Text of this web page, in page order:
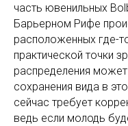
часть ювенильных
Барьерном Рифе
расположенных где-
практической точки
распределения
сохранения вида в
сейчас требует
ведь если молодь